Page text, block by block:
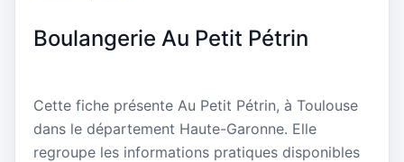
Boulangerie Au Petit Pétrin
Cette fiche présente Au Petit Pétrin, à Toulouse
dans le département Haute-Garonne. Elle
regroupe les informations pratiques disponibles